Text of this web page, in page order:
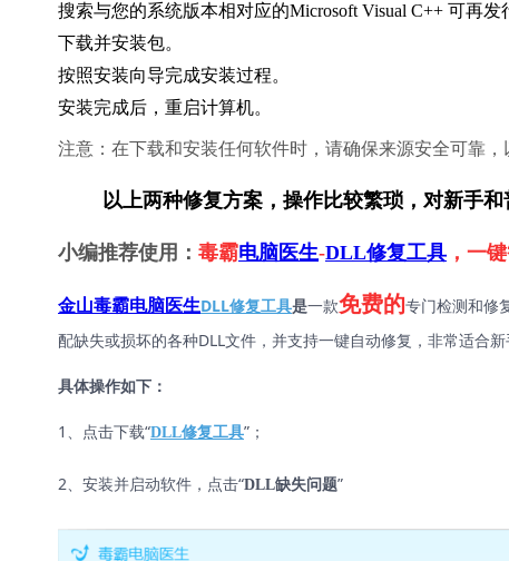
搜索与您的系统版本相对应的Microsoft Visual C++ 可再发
下载并安装包。
按照安装向导完成安装过程。
安装完成后，重启计算机。
注意：在下载和安装任何软件时，请确保来源安全可靠，
以上两种修复方案，操作比较繁琐，对新手和
小编推荐使用： 毒霸电脑医生-DLL修复工具 ，一
金山毒霸电脑医生DLL修复工具是一款免费的专门检测和修
配缺失或损坏的各种DLL文件，并支持一键自动修复，非常适合新
具体操作如下：
1、点击下载“DLL修复工具”；
2、安装并启动软件，点击“DLL缺失问题”